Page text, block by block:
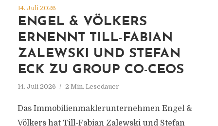
14. Juli 2026
ENGEL & VÖLKERS
ERNENNT TILL-FABIAN
ZALEWSKI UND STEFAN
ECK ZU GROUP CO-CEOS
14. Juli 2026 2 Min. Lesedauer
Das Immobilienmaklerunternehmen Engel &
Völkers hat Till-Fabian Zalewski und Stefan